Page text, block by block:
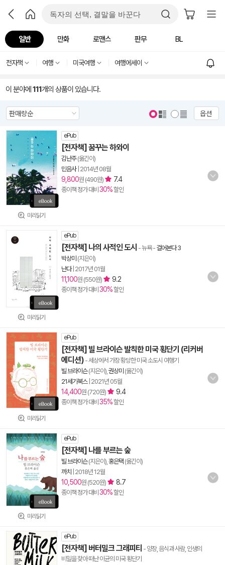
일반 만화 로맨스 판무 BL
전자책 여행 미국여행 여행에세이
이 분야에 111개의 상품이 있습니다.
옵션
미리읽기
ePub
[전자책] 꿈꾸는 하와이
김난주(옮긴이)
민음사| 2014년 08월
9,800원 (490원) 7.4
종이책 정가 대비 30%할인
미리읽기
ePub
[전자책] 나의 사적인 도시 - 뉴욕- 걸어본다 3
박상미 (지은이)
난다| 2017년 01월
11,100원 (550원) 9.2
종이책 정가 대비 30%할인
미리읽기
ePub
[전자책] 빌 브라이슨 발칙한 미국 횡단기 (리커버
에디션) - 세상에서 가장 황당한 미국 소도시 여행기
빌 브라이슨(지은이), 권상미 (옮긴이)
21세기북스| 2021년 05월
14,400원 (720원) 9.4
종이책 정가 대비 35%할인
미리읽기
ePub
[전자책] 나를 부르는 숲
빌 브라이슨(지은이), 홍은택 (옮긴이)
까치
2018년 12월
10,500원 (520원) 8.7
종이책 정가 대비 30%할인
ePub
[전자책] 버터밀크 그래피티 - 양장, 음식과 사람, 인생의
비밀을 찾아 떠난 이균의 미국 횡단기